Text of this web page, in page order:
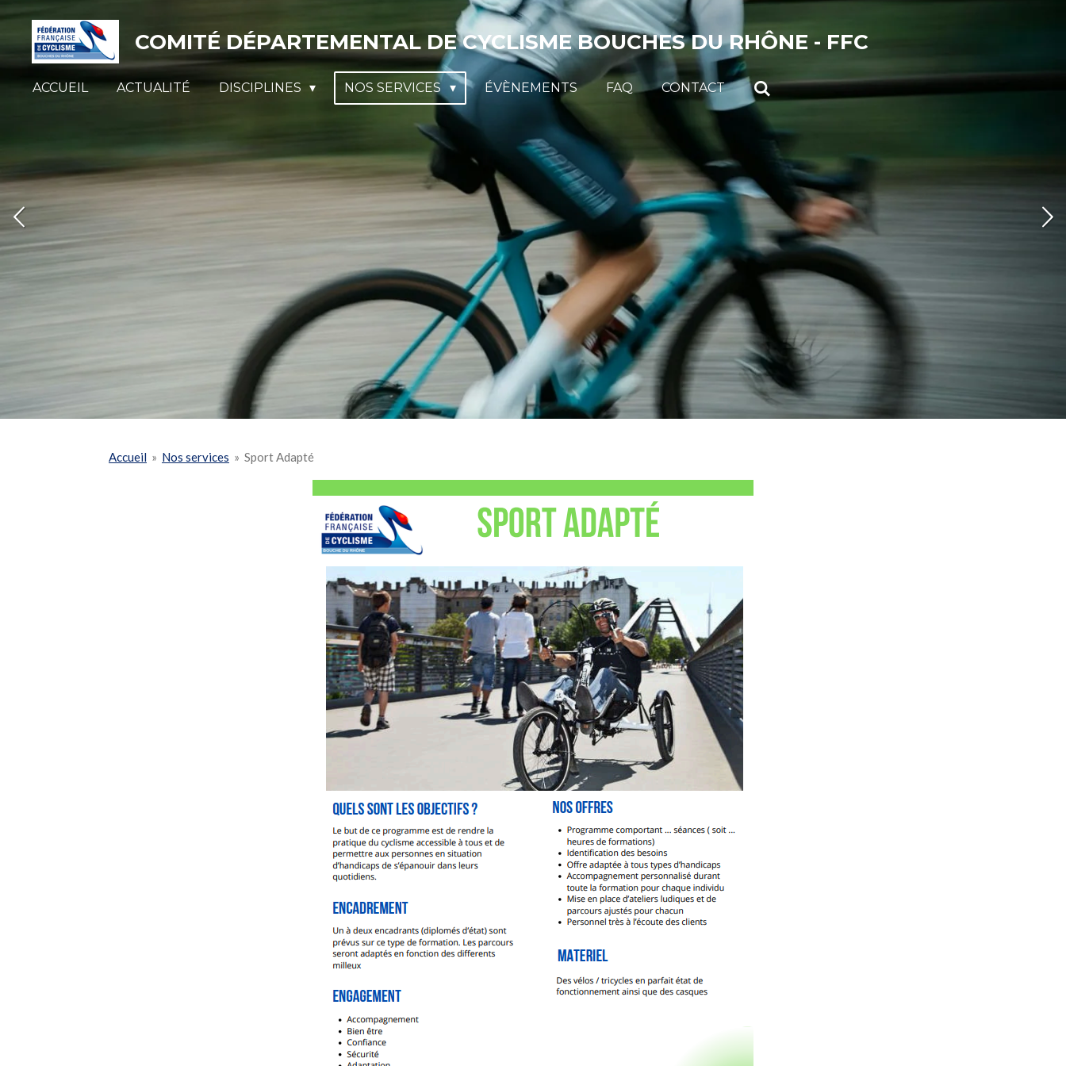
Passer
contenu
principal
COMITÉ DÉPARTEMENTAL DE CYCLISME BOUCHES DU RHÔNE - FFC
ACCUEIL ACTUALITÉ DISCIPLINES NOS SERVICES ÉVÈNEMENTS FAQ CONTACT
Accueil » Nos services » Sport Adapté